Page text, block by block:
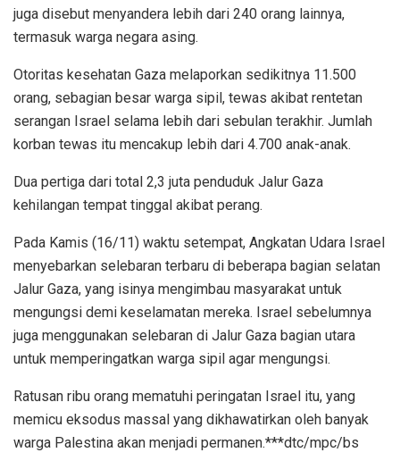
juga disebut menyandera lebih dari 240 orang lainnya,
termasuk warga negara asing.
Otoritas kesehatan Gaza melaporkan sedikitnya 11.500
orang, sebagian besar warga sipil, tewas akibat rentetan
serangan Israel selama lebih dari sebulan terakhir. Jumlah
korban tewas itu mencakup lebih dari 4.700 anak-anak.
Dua pertiga dari total 2,3 juta penduduk Jalur Gaza
kehilangan tempat tinggal akibat perang.
Pada Kamis (16/11) waktu setempat, Angkatan Udara Israel
menyebarkan selebaran terbaru di beberapa bagian selatan
Jalur Gaza, yang isinya mengimbau masyarakat untuk
mengungsi demi keselamatan mereka. Israel sebelumnya
juga menggunakan selebaran di Jalur Gaza bagian utara
untuk memperingatkan warga sipil agar mengungsi.
Ratusan ribu orang mematuhi peringatan Israel itu, yang
memicu eksodus massal yang dikhawatirkan oleh banyak
warga Palestina akan menjadi permanen.***dtc/mpc/bs